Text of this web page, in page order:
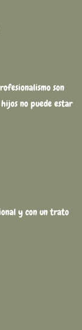
son
no puede estar
y con un trato